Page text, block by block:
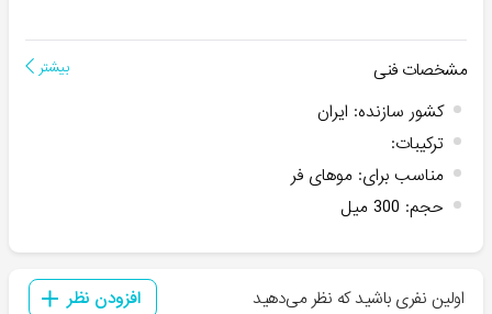
said:
مشخصات فنی بیشتر
کشور سازنده: ایران
ترکیبات:
مناسب برای: موهای فر
حجم: 300 میل
اولین نفری باشید که نظر می‌دهید افزودن نظر